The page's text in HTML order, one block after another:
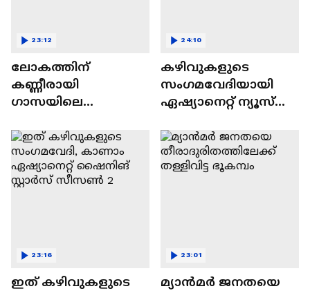
ലോകത്തിന്
കണ്ണീരായി
ഗാസയിലെ
കുഞ്ഞുങ്ങൾ
23:12
കഴിവുകളുടെ
സംഗമവേദിയായി
ഏഷ്യാനെറ്റ് ന്യൂസ്
സീസൺ 2
24:10
ഇത് കഴിവുകളുടെ
23:16
മ്യാൻമർ ജനതയെ
23:01